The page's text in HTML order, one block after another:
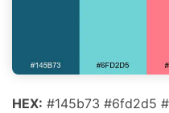
HEX: #145b73 #6fd2d5